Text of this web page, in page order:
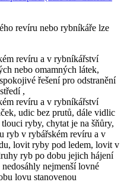
revíru nebo rybníkáře lze
revíru a v rybníkářství
nebo omamných látek,
řešení pro odstranění
,
revíru a v rybníkářství
udic bez prutů, dále vidlic
ryby, chytat je na šňůry,
ryb v rybářském revíru a v
lovit ryby pod ledem, lovit v
ryb po dobu jejich hájení
nejmenší lovné
lovu stanovenou